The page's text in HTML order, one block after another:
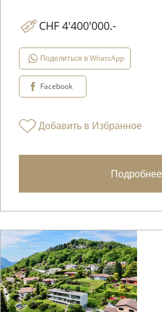
CHF 4'400'000.-
Поделиться в WhatsApp
Facebook
Добавить в Избранное
Подробнее